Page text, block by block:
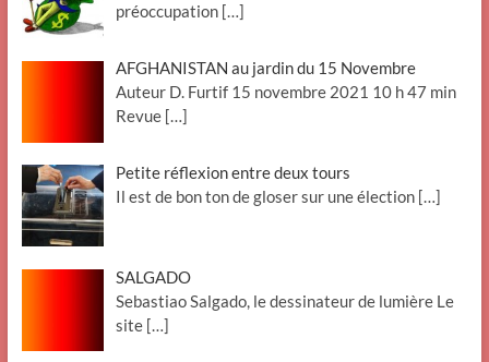
préoccupation […]
AFGHANISTAN au jardin du 15 Novembre
Auteur D. Furtif 15 novembre 2021 10 h 47 min
Revue […]
Petite réflexion entre deux tours
Il est de bon ton de gloser sur une élection […]
SALGADO
Sebastiao Salgado, le dessinateur de lumière Le
site […]